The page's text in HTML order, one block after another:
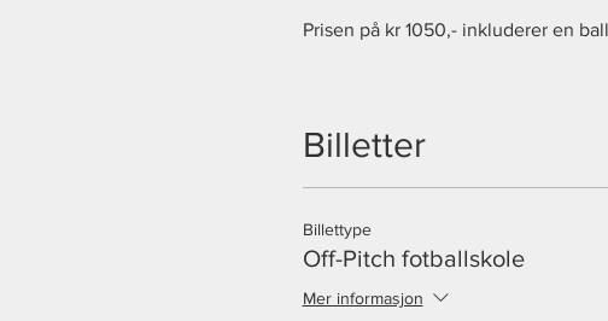
Prisen på kr 1050,- inkluderer en
Foto / Video:
kontakt dersom du har noen
Billetter
Billettype
Off-Pitch fotballskole
Mer informasjon